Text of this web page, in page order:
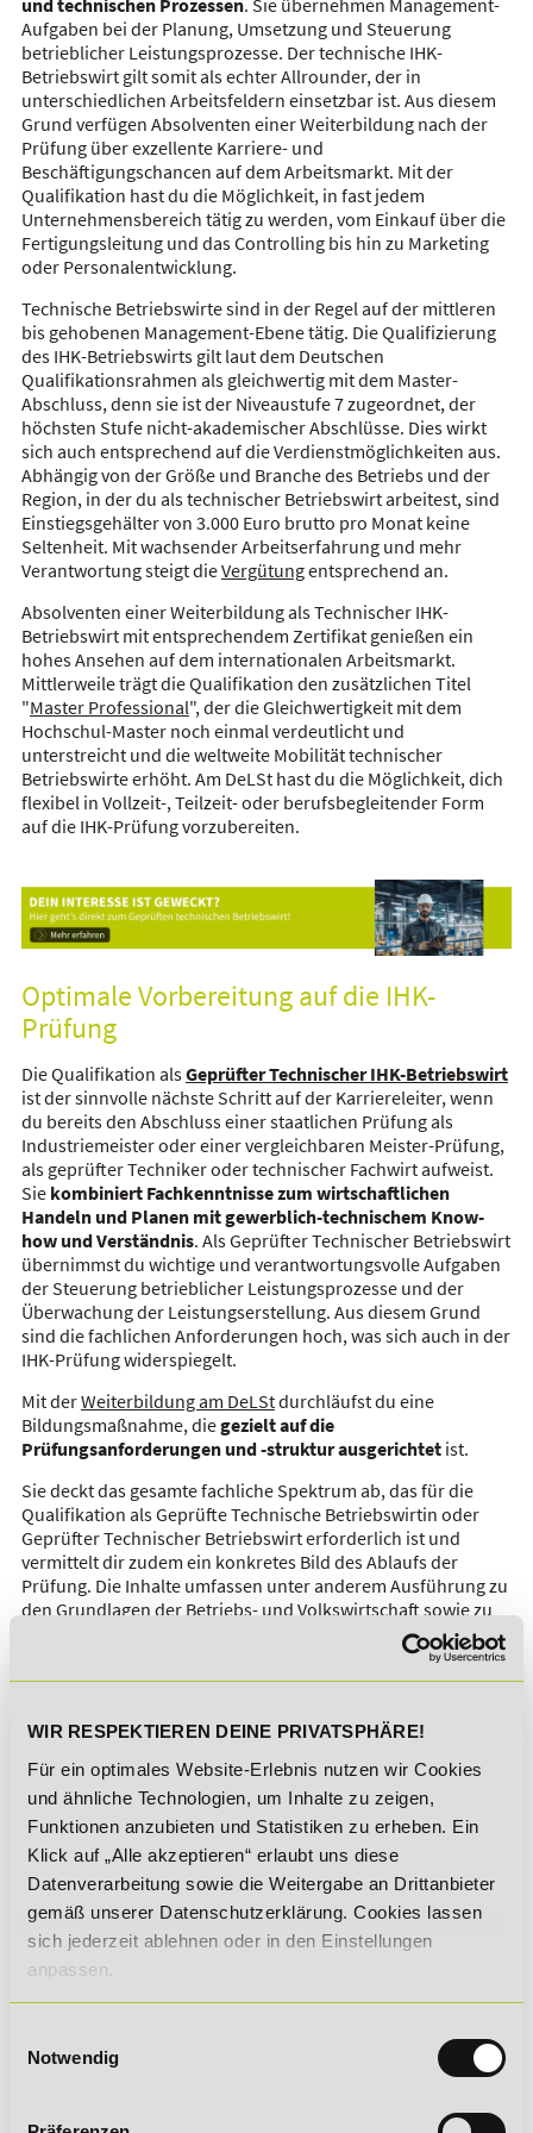
WIR RESPEKTIEREN DEINE PRIVATSPHÄRE!
Für ein optimales Website-Erlebnis nutzen wir Cookies
und ähnliche Technologien, um Inhalte zu zeigen,
Funktionen anzubieten und Statistiken zu erheben. Ein
Klick auf „Alle akzeptieren“ erlaubt uns diese
Datenverarbeitung sowie die Weitergabe an Drittanbieter
gemäß unserer Datenschutzerklärung. Cookies lassen
sich jederzeit ablehnen oder in den Einstellungen
anpassen.
Notwendig
und technischen Prozessen. Sie übernehmen Management-
Aufgaben bei der Planung, Umsetzung und Steuerung
betrieblicher Leistungsprozesse. Der technische IHK-
Betriebswirt gilt somit als echter Allrounder, der in
unterschiedlichen Arbeitsfeldern einsetzbar ist. Aus diesem
Grund verfügen Absolventen einer Weiterbildung nach der
Prüfung über exzellente Karriere- und
Beschäftigungschancen auf dem Arbeitsmarkt. Mit der
Qualifikation hast du die Möglichkeit, in fast jedem
Unternehmensbereich tätig zu werden, vom Einkauf über die
Fertigungsleitung und das Controlling bis hin zu Marketing
oder Personalentwicklung.
Technische Betriebswirte sind in der Regel auf der mittleren
bis gehobenen Management-Ebene tätig. Die Qualifizierung
des IHK-Betriebswirts gilt laut dem Deutschen
Qualifikationsrahmen als gleichwertig mit dem Master-
Abschluss, denn sie ist der Niveaustufe 7 zugeordnet, der
höchsten Stufe nicht-akademischer Abschlüsse. Dies wirkt
sich auch entsprechend auf die Verdienstmöglichkeiten aus.
Abhängig von der Größe und Branche des Betriebs und der
Region, in der du als technischer Betriebswirt arbeitest, sind
Einstiegsgehälter von 3.000 Euro brutto pro Monat keine
Seltenheit. Mit wachsender Arbeitserfahrung und mehr
Verantwortung steigt dieVergütungentsprechend an.
Absolventen einer Weiterbildung als Technischer IHK-
Betriebswirt mit entsprechendem Zertifikat genießen ein
hohes Ansehen auf dem internationalen Arbeitsmarkt.
Mittlerweile trägt die Qualifikation den zusätzlichen Titel
"Master Professional", der die Gleichwertigkeit mit dem
Hochschul-Master noch einmal verdeutlicht und
unterstreicht und die weltweite Mobilität technischer
Betriebswirte erhöht. Am DeLSt hast du die Möglichkeit, dich
flexibel in Vollzeit-, Teilzeit- oder berufsbegleitender Form
auf die IHK-Prüfung vorzubereiten.
Optimale Vorbereitung auf die IHK-
Prüfung
Die Qualifikation alsGeprüfter Technischer IHK-Betriebswirt
ist der sinnvolle nächste Schritt auf der Karriereleiter, wenn
du bereits den Abschluss einer staatlichen Prüfung als
Industriemeister oder einer vergleichbaren Meister-Prüfung,
als geprüfter Techniker oder technischer Fachwirt aufweist.
Sie kombiniert Fachkenntnisse zum wirtschaftlichen
Handeln und Planen mit gewerblich-technischem Know-
how und Verständnis. Als Geprüfter Technischer Betriebswirt
übernimmst du wichtige und verantwortungsvolle Aufgaben
der Steuerung betrieblicher Leistungsprozesse und der
Überwachung der Leistungserstellung. Aus diesem Grund
sind die fachlichen Anforderungen hoch, was sich auch in der
IHK-Prüfung widerspiegelt.
Mit derWeiterbildung am DeLStdurchläufst du eine
Bildungsmaßnahme, diegezielt auf die
Prüfungsanforderungen und -struktur ausgerichtetist.
Sie deckt das gesamte fachliche Spektrum ab, das für die
Qualifikation als Geprüfte Technische Betriebswirtin oder
Geprüfter Technischer Betriebswirt erforderlich ist und
vermittelt dir zudem ein konkretes Bild des Ablaufs der
Prüfung. Die Inhalte umfassen unter anderem Ausführung zu
den Grundlagen der Betriebs- und Volkswirtschaft sowie zu
Kommunikationstechnik und Unternehmensführung. Dies
vermittelt ein grundlegendes Verständnis für das
Marktwirtschaft. Dazu kommen Themen aus den Bereichen
Ausrichtung der IHK-Weiterbildung bereitet dich nicht nur auf
die Prüfung selbst, sondern auch auf deine späteren
Management-Aufgaben in der beruflichen Praxis vor.
Dank der unabhängigen Struktur des Lehrgangs bist du
somit ideal auf die öffentlich-rechtliche Prüfung vorbereitet,
unabhängig davon, ob du diese bei der IHK in Rheinland-
Pfalz, Nordrhein-Westfalen, Schleswig-Holstein oder einem
Förderangebote und Unterstützung für
eine Weiterbildung als Geprüfter